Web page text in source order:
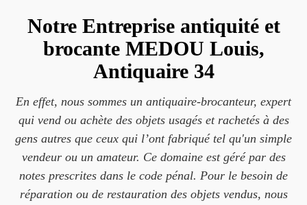
Notre Entreprise antiquité et
brocante MEDOU Louis,
Antiquaire 34
En effet, nous sommes un antiquaire-brocanteur, expert
qui vend ou achète des objets usagés et rachetés à des
gens autres que ceux qui l’ont fabriqué tel qu'un simple
vendeur ou un amateur. Ce domaine est géré par des
notes prescrites dans le code pénal. Pour le besoin de
réparation ou de restauration des objets vendus, nous